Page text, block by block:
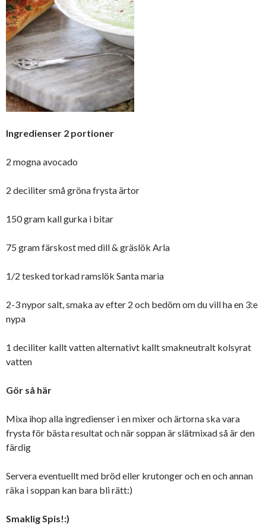
Ingredienser 2 portioner
2 mogna avocado
2 deciliter små gröna frysta ärtor
150 gram kall gurka i bitar
75 gram färskost med dill & gräslök Arla
1/2 tesked torkad ramslök Santa maria
2-3 nypor salt, smaka av efter 2 och bedöm om du vill ha en 3:e
nypa
1 deciliter kallt vatten alternativt kallt smakneutralt kolsyrat
vatten
Gör så här
Mixa ihop alla ingredienser i en mixer och ärtorna ska vara
frysta för bästa resultat och när soppan är slätmixad så är den
färdig
Servera eventuellt med bröd eller krutonger och en och annan
räka i soppan kan bara bli rätt:)
Smaklig Spis!:)